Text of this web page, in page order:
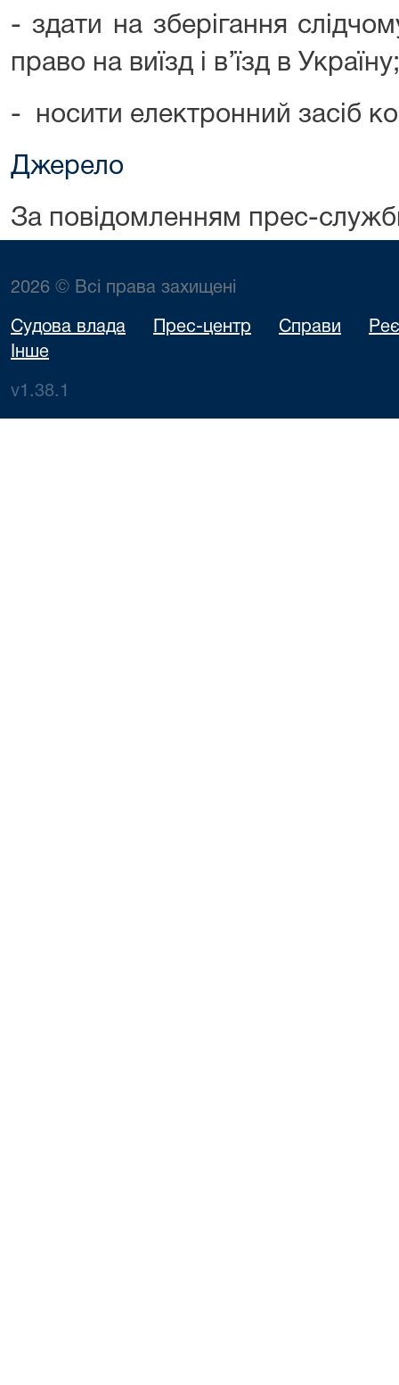
- здати на зберігання
право на виїзд і в’їзд в Україну;
- носити електронний засіб
Джерело
За повідомленням прес-
2026 © Всі права захищені
Судова влада Прес-центр Справи
Інше
v1.38.1